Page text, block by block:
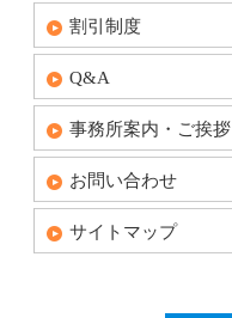
割引制度
Q&A
事務所案内・ご挨拶
お問い合わせ
サイトマップ